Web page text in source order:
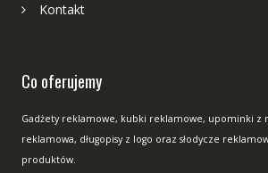
Kontakt
Co oferujemy
Gadżety reklamowe, kubki reklamowe, upominki z
reklamowa, długopisy z logo oraz słodycze
produktów.